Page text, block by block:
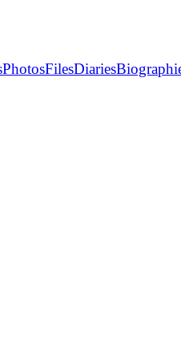
PhotosFilesDiaries